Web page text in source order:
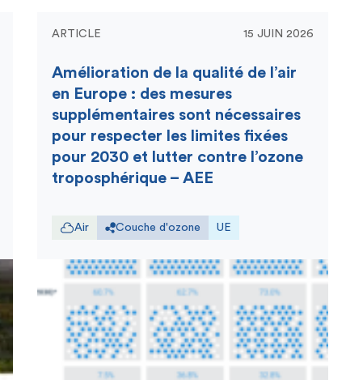
ARTICLE 15 JUIN 2026
Amélioration de la qualité de l’air
en Europe : des mesures
supplémentaires sont nécessaires
pour respecter les limites fixées
pour 2030 et lutter contre l’ozone
troposphérique – AEE
Air Couche d'ozone UE